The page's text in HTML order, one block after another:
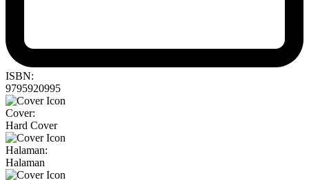
ISBN:
9795920995
Cover:
Hard Cover
Halaman:
Halaman